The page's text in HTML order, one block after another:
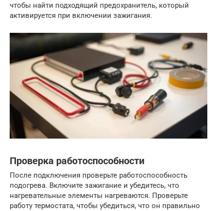
чтобы найти подходящий предохранитель, который
активируется при включении зажигания.
Проверка работоспособности
После подключения проверьте работоспособность
подогрева. Включите зажигание и убедитесь, что
нагревательные элементы нагреваются. Проверьте
работу термостата, чтобы убедиться, что он правильно